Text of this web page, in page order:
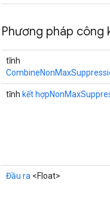
Phương pháp công
tĩnh
tĩnh kết
Đầu ra <Float>